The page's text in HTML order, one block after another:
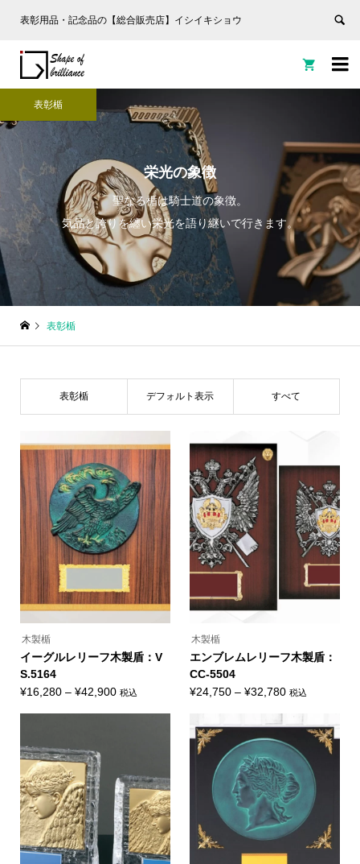
表彰用品・記念品の【総合販売店】イシイキショウ


栄光の象徴
聖なる楯は騎士道の象徴。
気品と誇りを纏い栄光を語り継いで行きます。
表彰楯
表彰楯
表彰楯 デフォルト表示 すべて
木製楯
イーグルレリーフ木製盾：V
S.5164
¥16,280 – ¥42,900価
¥42,900
税込
の
に
は
複
数
の
バ
リ
エ
ー
シ
木製楯
エンブレムレリーフ木製盾：
CC-5504
¥24,750 –¥32,780価
帯:
¥24,750
¥32,780
税込
商
品
に
は
エ
ー
シ